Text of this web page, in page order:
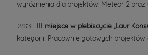
wyróżnienia dla projektów: Meteor 2 oraz
2013- III miejsce w plebiscycie „Laur
kategorii: Pracownie gotowych projektów